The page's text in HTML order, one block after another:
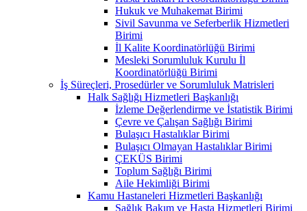
Hukuk ve Muhakemat Birimi
Sivil Savunma ve Seferberlik Hizmetleri
Birimi
İl Kalite Koordinatörlüğü Birimi
Mesleki Sorumluluk Kurulu İl
Koordinatörlüğü Birimi
İş Süreçleri, Prosedürler ve Sorumluluk Matrisleri
Halk Sağlığı Hizmetleri Başkanlığı
İzleme Değerlendirme ve İstatistik Birimi
Çevre ve Çalışan Sağlığı Birimi
Bulaşıcı Hastalıklar Birimi
Bulaşıcı Olmayan Hastalıklar Birimi
ÇEKÜS Birimi
Toplum Sağlığı Birimi
Aile Hekimliği Birimi
Kamu Hastaneleri Hizmetleri Başkanlığı
Sağlık Bakım ve Hasta Hizmetleri Birimi